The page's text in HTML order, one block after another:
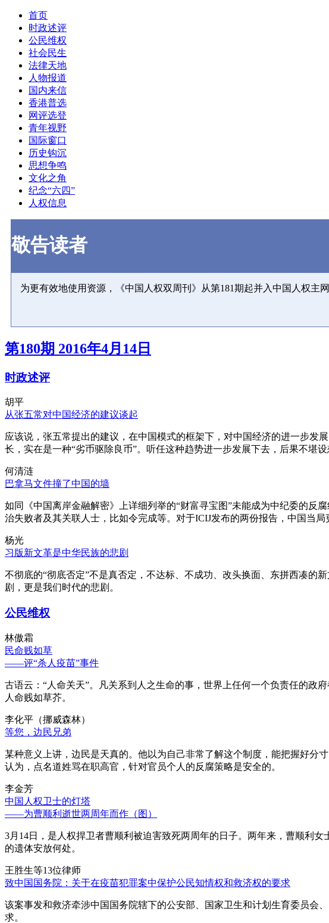
首页
时政述评
公民维权
社会民生
法律天地
人物报道
国内来信
香港普选
网评选登
青年视野
国际窗口
历史钩沉
思想争鸣
文化之角
纪念“六四”
人权信息
敬告读者
为更有效地使用资源，《中国人权双周刊》从第181期起并入中国人权主
第180期 2016年4月14日
时政述评
胡平
从张五常对中国经济的建议谈起
应该说，张五常提出的建议，在中国模式的框架下，对中国经济的进一步发
长，实在是一种“劣币驱除良币”。听任这种趋势进一步发展下去，后果不堪设
何清涟
巴拿马文件撞了中国的墙
如同《中国离岸金融解密》上详细列举的“财富寻宝图”未能成为中纪委的反
治失败者及其关联人士，比如令完成等。对于ICIJ发布的两份报告，中国当局
杨光
习版新文革是中华民族的悲剧
不彻底的“彻底否定”不是真否定，不达标、不成功、改头换面、东拼西凑的
剧，更是我们时代的悲剧。
公民维权
林傲霜
民命贱如草
——评“杀人疫苗”事件
古语云：“人命关天”。凡关系到人之生命的事，世界上任何一个负责任的政
人命贱如草芥。
李化平（挪威森林）
等您，边民兄弟
某种意义上讲，边民是天真的。他以为自己非常了解这个制度，能把握好分
认为，点名道姓骂在职高官，针对官员个人的反腐策略是安全的。
李金芳
中国人权卫士的灯塔
——为曹顺利逝世两周年而作（图）
3月14日，是人权捍卫者曹顺利被迫害致死两周年的日子。两年来，曹顺利
的遗体安放何处。
王胜生等13位律师
致中国国务院：关于在疫苗犯罪案中保护公民知情权和救济权的要求
该案事发和救济牵涉中国国务院辖下的公安部、国家卫生和计划生育委员会
求。